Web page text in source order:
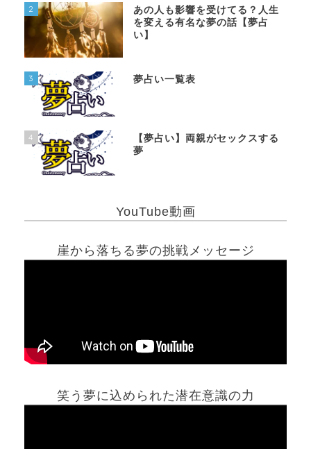
2
あの人も影響を受けてる？人生
を変える有名な夢の話【夢占
い】
3 夢占い一覧表
4
【夢占い】両親がセックスする
夢
YouTube動画
崖から落ちる夢の挑戦メッセージ
笑う夢に込められた潜在意識の力